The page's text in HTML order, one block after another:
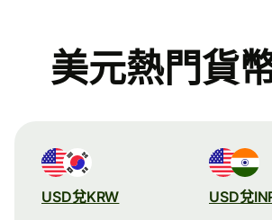
美元熱門貨
USD兌KRW USD兌